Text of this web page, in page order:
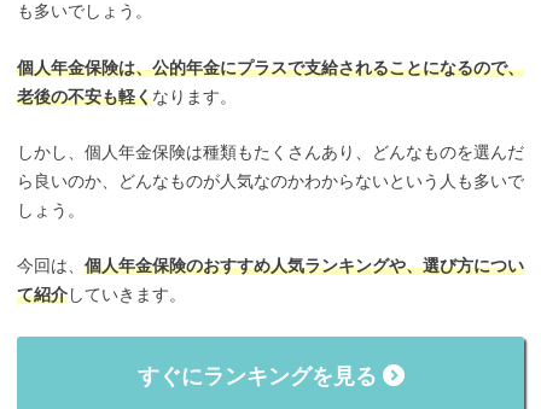
も多いでしょう。
個人年金保険は、公的年金にプラスで支給されることになるので、
老後の不安も軽くなります。
しかし、個人年金保険は種類もたくさんあり、どんなものを選んだ
ら良いのか、どんなものが人気なのかわからないという人も多いで
しょう。
今回は、 個人年金保険のおすすめ人気ランキングや、選び方につい
て紹介していきます。
すぐにランキングを見る